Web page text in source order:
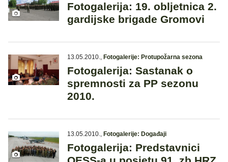
Fotogalerija: 19. obljetnica 2.
gardijske brigade Gromovi
13.05.2010., Fotogalerije: Protupožarna sezona
Fotogalerija: Sastanak o
spremnosti za PP sezonu
2010.
13.05.2010., Fotogalerije: Događaji
Fotogalerija: Predstavnici